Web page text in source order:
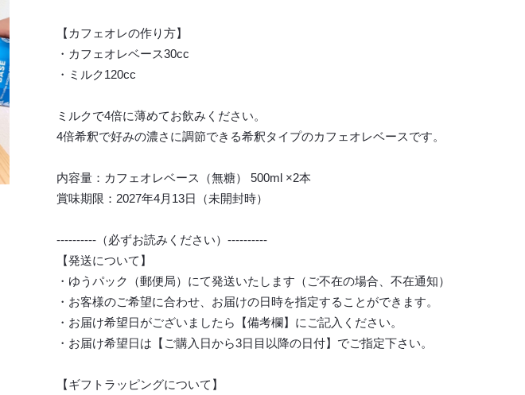
【カフェオレの作り方】
・カフェオレベース30cc
・ミルク120cc
ミルクで4倍に薄めてお飲みください。
4倍希釈で好みの濃さに調節できる希釈タイプのカフェオレベースです。
内容量：カフェオレベース（無糖） 500ml ×2本
賞味期限：2027年4月13日（未開封時）
----------（必ずお読みください）----------
【発送について】
・ゆうパック（郵便局）にて発送いたします（ご不在の場合、不在通知）
・お客様のご希望に合わせ、お届けの日時を指定することができます。
・お届け希望日がございましたら【備考欄】にご記入ください。
・お届け希望日は【ご購入日から3日目以降の日付】でご指定下さい。
【ギフトラッピングについて】